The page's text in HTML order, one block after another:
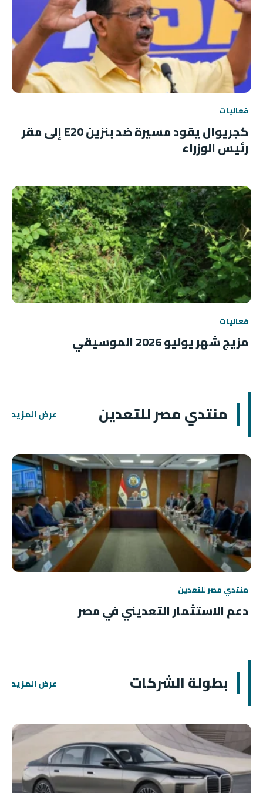
فعاليات
كجريوال يقود مسيرة ضد بنزين E20 إلى مقر
رئيس الوزراء
فعاليات
مزيج شهر يوليو 2026 الموسيقي
منتدي مصر للتعدين عرض المزيد
منتدي مصر للتعدين
دعم الاستثمار التعديني في مصر
بطولة الشركات عرض المزيد